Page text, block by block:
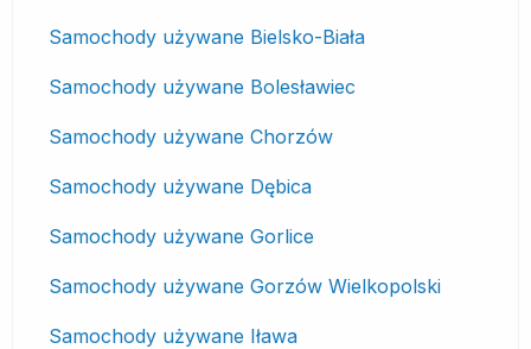
Samochody używane Bielsko-Biała
Samochody używane Bolesławiec
Samochody używane Chorzów
Samochody używane Dębica
Samochody używane Gorlice
Samochody używane Gorzów Wielkopolski
Samochody używane Iława